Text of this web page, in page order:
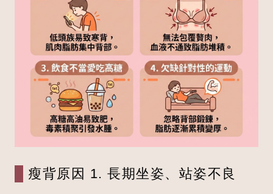
瘦背原因 1. 長期坐姿、站姿不良